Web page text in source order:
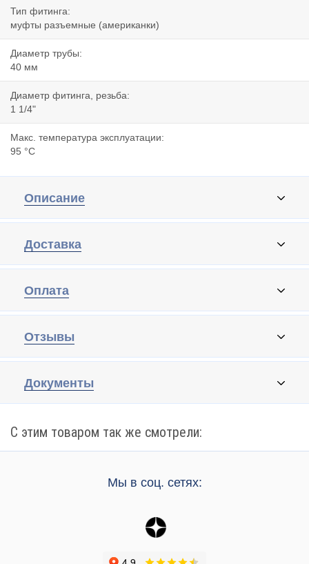
Тип фитинга:
муфты разъемные (американки)
Диаметр трубы:
40 мм
Диаметр фитинга, резьба:
1 1/4"
Макс. температура эксплуатации:
95 °C
Описание
Доставка
Оплата
Отзывы
Документы
С этим товаром так же смотрели:
Мы в соц. сетях: